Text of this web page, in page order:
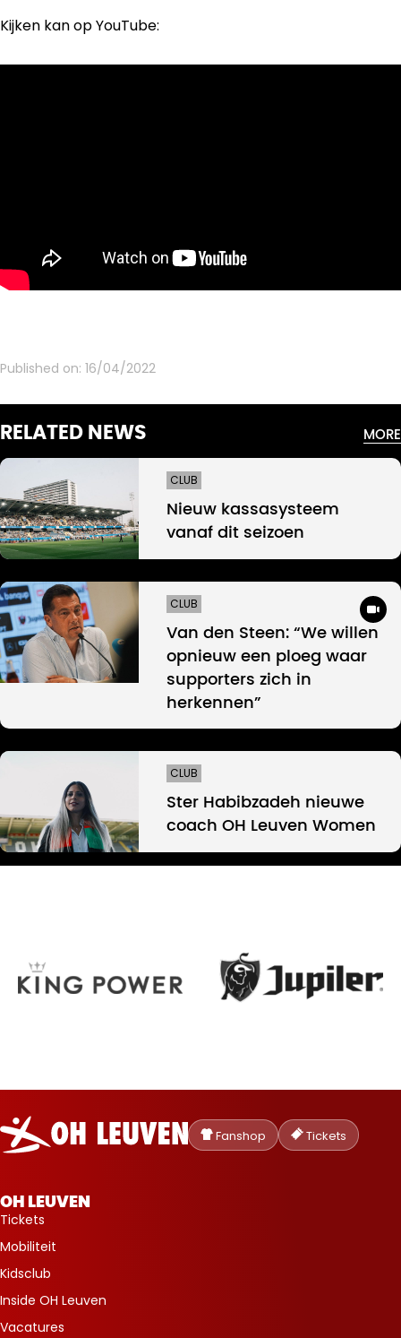
Kijken kan op YouTube:
Published on: 16/04/2022
RELATED NEWS MORE
CLUB
Nieuw kassasysteem
vanaf dit seizoen
CLUB
Van den Steen: “We willen
opnieuw een ploeg waar
supporters zich in
herkennen”
CLUB
Ster Habibzadeh nieuwe
coach OH Leuven Women
Oud-
Heverlee
Leuven
Fanshop Tickets
OH LEUVEN
Tickets
Mobiliteit
Kidsclub
Inside OH Leuven
Vacatures